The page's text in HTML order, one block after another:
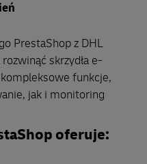
PrestaShop z DHL
skrzydła e-
funkcje,
jak i monitoring
oferuje: